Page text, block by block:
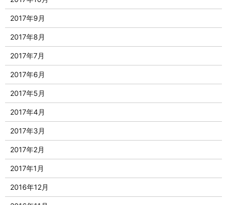
2017年9月
2017年8月
2017年7月
2017年6月
2017年5月
2017年4月
2017年3月
2017年2月
2017年1月
2016年12月